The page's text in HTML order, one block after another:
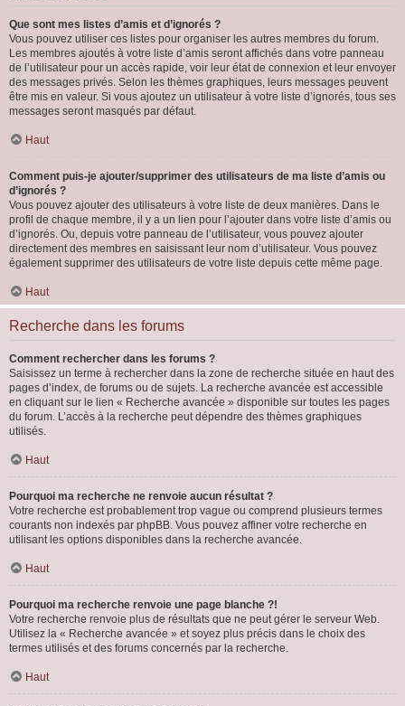
Que sont mes listes d’amis et d’ignorés ?
Vous pouvez utiliser ces listes pour organiser les autres membres du forum.
Les membres ajoutés à votre liste d’amis seront affichés dans votre panneau
de l’utilisateur pour un accès rapide, voir leur état de connexion et leur envoyer
des messages privés. Selon les thèmes graphiques, leurs messages peuvent
être mis en valeur. Si vous ajoutez un utilisateur à votre liste d’ignorés, tous ses
messages seront masqués par défaut.
Haut
Comment puis-je ajouter/supprimer des utilisateurs de ma liste d’amis ou
d’ignorés ?
Vous pouvez ajouter des utilisateurs à votre liste de deux manières. Dans le
profil de chaque membre, il y a un lien pour l’ajouter dans votre liste d’amis ou
d’ignorés. Ou, depuis votre panneau de l’utilisateur, vous pouvez ajouter
directement des membres en saisissant leur nom d’utilisateur. Vous pouvez
également supprimer des utilisateurs de votre liste depuis cette même page.
Haut
Recherche dans les forums
Comment rechercher dans les forums ?
Saisissez un terme à rechercher dans la zone de recherche située en haut des
pages d’index, de forums ou de sujets. La recherche avancée est accessible
en cliquant sur le lien « Recherche avancée » disponible sur toutes les pages
du forum. L’accès à la recherche peut dépendre des thèmes graphiques
utilisés.
Haut
Pourquoi ma recherche ne renvoie aucun résultat ?
Votre recherche est probablement trop vague ou comprend plusieurs termes
courants non indexés par phpBB. Vous pouvez affiner votre recherche en
utilisant les options disponibles dans la recherche avancée.
Haut
Pourquoi ma recherche renvoie une page blanche ?!
Votre recherche renvoie plus de résultats que ne peut gérer le serveur Web.
Utilisez la « Recherche avancée » et soyez plus précis dans le choix des
termes utilisés et des forums concernés par la recherche.
Haut